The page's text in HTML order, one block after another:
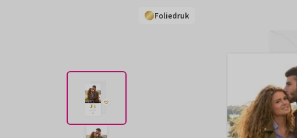
Foliedruk
Foliedruk
Foliedruk
Foliedruk